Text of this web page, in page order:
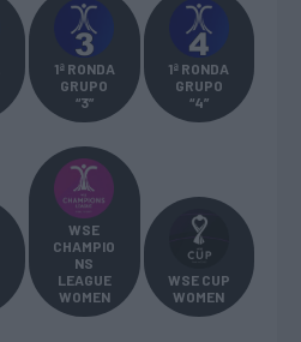
1ª RONDA
GRUPO
“3”
1ª RONDA
GRUPO
“4”
WSE
CHAMPIO
NS
LEAGUE
WOMEN
WSE CUP
WOMEN